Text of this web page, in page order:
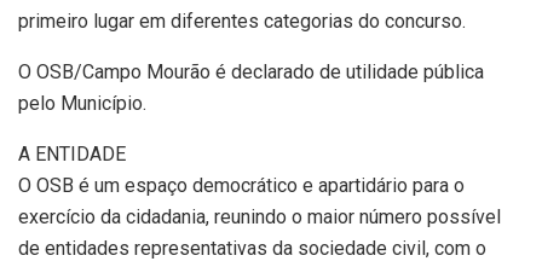
primeiro lugar em diferentes categorias do concurso.
O OSB/Campo Mourão é declarado de utilidade pública
pelo Município.
A ENTIDADE
O OSB é um espaço democrático e apartidário para o
exercício da cidadania, reunindo o maior número possível
de entidades representativas da sociedade civil, com o